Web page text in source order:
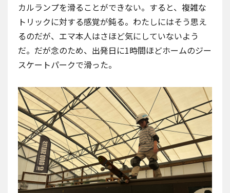
カルランプを滑ることができない。すると、複雑な
トリックに対する感覚が鈍る。わたしにはそう思え
るのだが、エマ本人はさほど気にしていないよう
だ。だが念のため、出発日に1時間ほどホームのジー
スケートパークで滑った。